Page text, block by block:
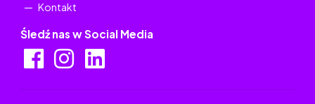
Kontakt
Śledź nas w Social Media